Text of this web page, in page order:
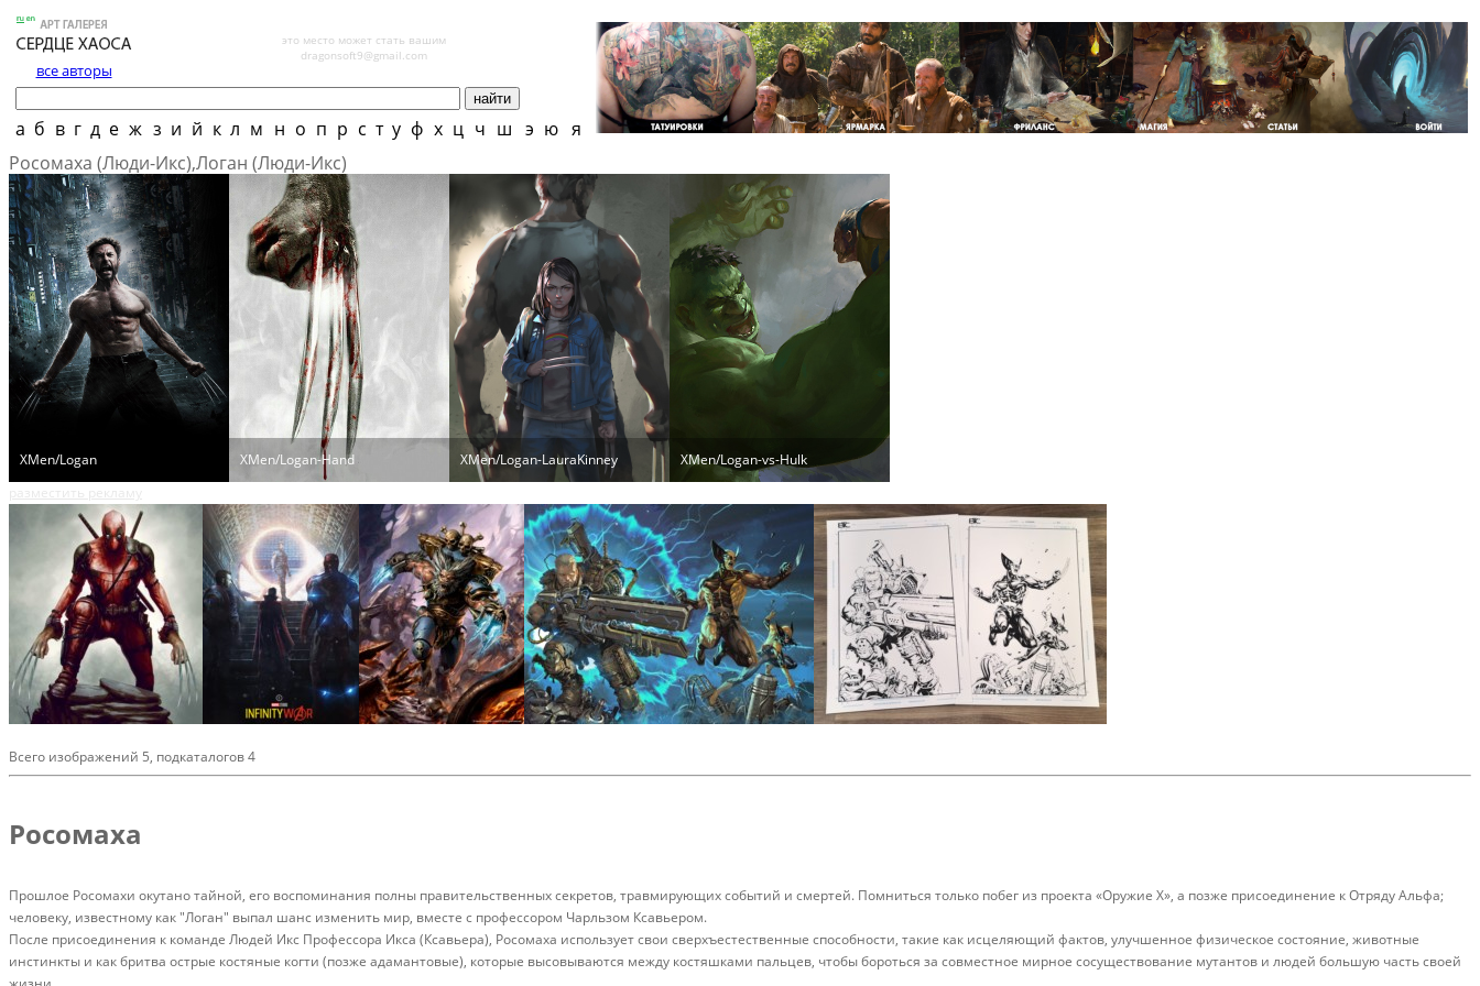
все авторы
это место может стать вашим
dragonsoft9@gmail.com
а б в г д е ж з и й к л м н о п р с т у ф х ц ч ш э ю я
Росомаха (Люди-Икс),Логан (Люди-Икс)
XMen/Logan XMen/Logan-Hand XMen/Logan-LauraKinney
XMen/Logan-vs-Hulk
Всего изображений 5, подкаталогов 4
Росомаха
Прошлое Росомахи окутано тайной, его воспоминания полны правительственных секретов, травмирующих событий и смертей. Помниться только побег из проекта «Оружие X», а позже присоединение к Отряду Альфа;
человеку, известному как "Логан" выпал шанс изменить мир, вместе с профессором Чарльзом Ксавьером.
После присоединения к команде Людей Икс Профессора Икса (Ксавьера), Росомаха использует свои сверхъестественные способности, такие как исцеляющий фактов, улучшенное физическое состояние, животные
инстинкты и как бритва острые костяные когти (позже адамантовые), которые высовываются между костяшками пальцев, чтобы бороться за совместное мирное сосуществование мутантов и людей большую часть своей